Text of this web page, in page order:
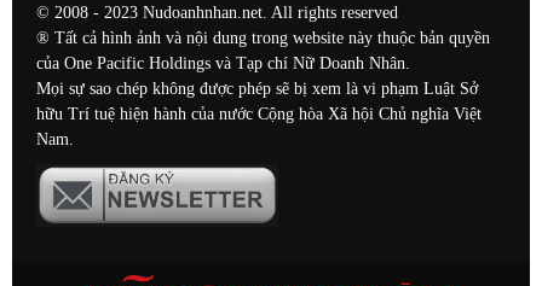
© 2008 - 2023 Nudoanhnhan.net. All rights reserved
® Tất cả hình ảnh và nội dung trong website này thuộc bản quyền
của One Pacific Holdings và Tạp chí Nữ Doanh Nhân.
Mọi sự sao chép không được phép sẽ bị xem là vi phạm Luật Sở
hữu Trí tuệ hiện hành của nước Cộng hòa Xã hội Chủ nghĩa Việt
Nam.